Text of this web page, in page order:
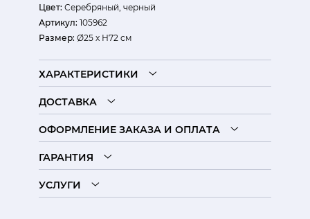
Цвет: Серебряный, черный
Артикул: 105962
Размер: Ø25 х Н72 см
ХАРАКТЕРИСТИКИ
ДОСТАВКА
ОФОРМЛЕНИЕ ЗАКАЗА И ОПЛАТА
ГАРАНТИЯ
УСЛУГИ